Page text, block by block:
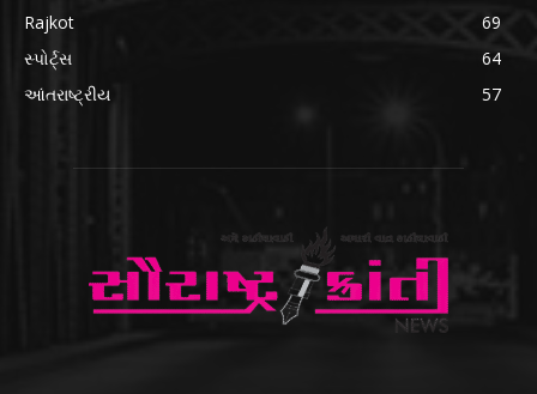
Rajkot
69
સ્પોર્ટ્સ
64
આંતરાષ્ટ્રીય
57